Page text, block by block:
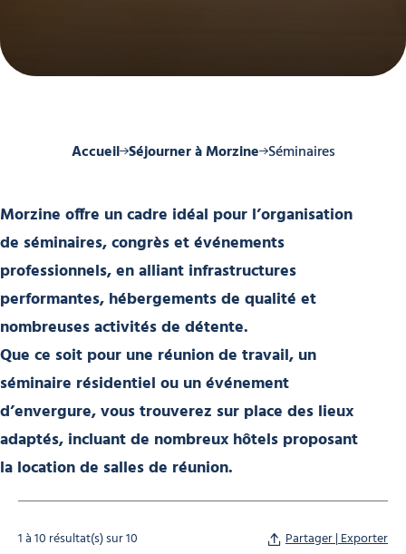
Accueil Séjourner à Morzine Séminaires
Morzine offre un cadre idéal pour l’organisation
de séminaires, congrès et événements
professionnels, en alliant infrastructures
performantes, hébergements de qualité et
nombreuses activités de détente.
Que ce soit pour une réunion de travail, un
séminaire résidentiel ou un événement
d’envergure, vous trouverez sur place des lieux
adaptés, incluant de nombreux hôtels proposant
la location de salles de réunion.
1 à 10 résultat(s) sur 10 Partager | Exporter